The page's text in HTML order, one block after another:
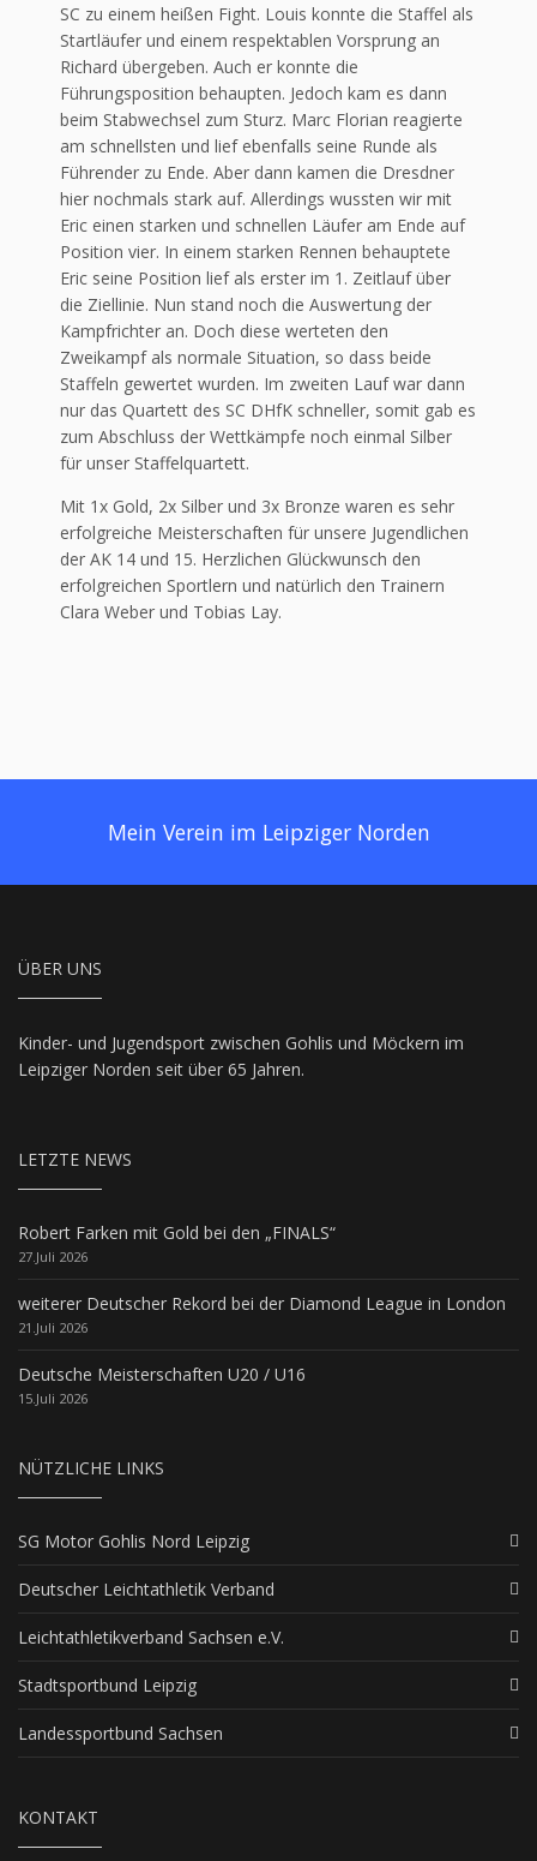
SC zu einem heißen Fight. Louis konnte die Staffel als
Startläufer und einem respektablen Vorsprung an
Richard übergeben. Auch er konnte die
Führungsposition behaupten. Jedoch kam es dann
beim Stabwechsel zum Sturz. Marc Florian reagierte
am schnellsten und lief ebenfalls seine Runde als
Führender zu Ende. Aber dann kamen die Dresdner
hier nochmals stark auf. Allerdings wussten wir mit
Eric einen starken und schnellen Läufer am Ende auf
Position vier. In einem starken Rennen behauptete
Eric seine Position lief als erster im 1. Zeitlauf über
die Ziellinie. Nun stand noch die Auswertung der
Kampfrichter an. Doch diese werteten den
Zweikampf als normale Situation, so dass beide
Staffeln gewertet wurden. Im zweiten Lauf war dann
nur das Quartett des SC DHfK schneller, somit gab es
zum Abschluss der Wettkämpfe noch einmal Silber
für unser Staffelquartett.
Mit 1x Gold, 2x Silber und 3x Bronze waren es sehr
erfolgreiche Meisterschaften für unsere Jugendlichen
der AK 14 und 15. Herzlichen Glückwunsch den
erfolgreichen Sportlern und natürlich den Trainern
Clara Weber und Tobias Lay.
Mein Verein im Leipziger Norden
ÜBER UNS
Kinder- und Jugendsport zwischen Gohlis und Möckern im
Leipziger Norden seit über 65 Jahren.
LETZTE NEWS
Robert Farken mit Gold bei den „FINALS“
27.Juli 2026
weiterer Deutscher Rekord bei der Diamond League in London
21.Juli 2026
Deutsche Meisterschaften U20 / U16
15.Juli 2026
NÜTZLICHE LINKS
SG Motor Gohlis Nord Leipzig
Deutscher Leichtathletik Verband
Leichtathletikverband Sachsen e.V.
Stadtsportbund Leipzig
Landessportbund Sachsen
KONTAKT